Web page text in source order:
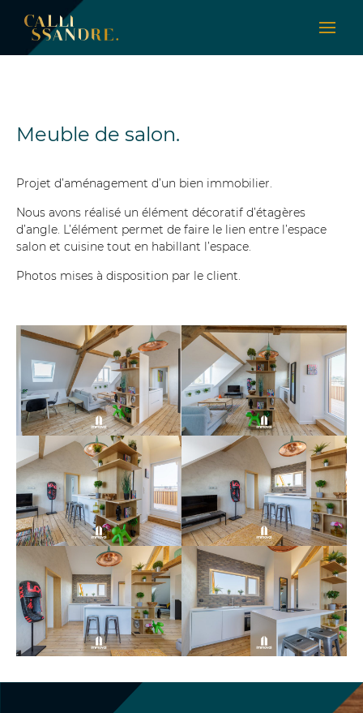
Meuble de salon.
Projet d’aménagement d’un bien immobilier.
Nous avons réalisé un élément décoratif d’étagères
d’angle. L’élément permet de faire le lien entre l’espace
salon et cuisine tout en habillant l’espace.
Photos mises à disposition par le client.